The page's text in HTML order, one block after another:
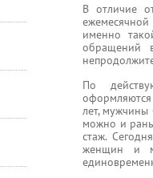
В отличие
именно
обращений
По
лет,
можно и
стаж.
женщин и